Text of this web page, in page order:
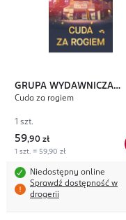
GRUPA WYDAWNICZA
RELACJA Keigo Higashino
Cuda za rogiem
1 szt.
59,90 zł
1 szt. = 59,90 zł
Niedostępny online
Sprawdź dostępność w
drogerii